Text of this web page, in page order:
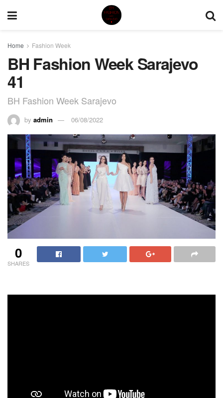
Home Fashion Week
BH Fashion Week Sarajevo
41
BH Fashion Week Sarajevo
by admin 06/08/2022
0
SHARES